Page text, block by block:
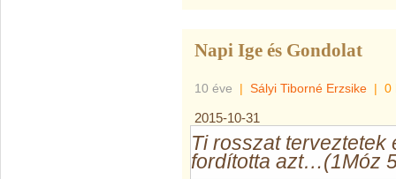
Napi Ige és Gondolat
10 éve | Sályi Tiborné Erzsike | 0
2015-10-31
Ti rosszat terveztetek
fordította azt…(1Móz